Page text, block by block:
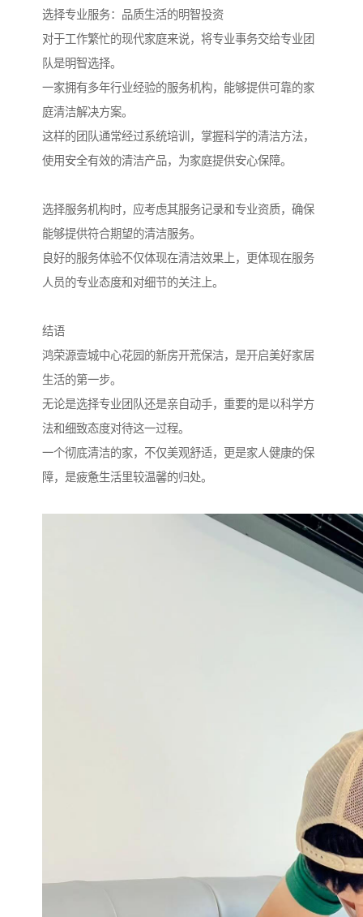
选择专业服务：品质生活的明智投资
对于工作繁忙的现代家庭来说，将专业事务交给专业团
队是明智选择。
一家拥有多年行业经验的服务机构，能够提供可靠的家
庭清洁解决方案。
这样的团队通常经过系统培训，掌握科学的清洁方法，
使用安全有效的清洁产品，为家庭提供安心保障。
选择服务机构时，应考虑其服务记录和专业资质，确保
能够提供符合期望的清洁服务。
良好的服务体验不仅体现在清洁效果上，更体现在服务
人员的专业态度和对细节的关注上。
结语
鸿荣源壹城中心花园的新房开荒保洁，是开启美好家居
生活的第一步。
无论是选择专业团队还是亲自动手，重要的是以科学方
法和细致态度对待这一过程。
一个彻底清洁的家，不仅美观舒适，更是家人健康的保
障，是疲惫生活里较温馨的归处。